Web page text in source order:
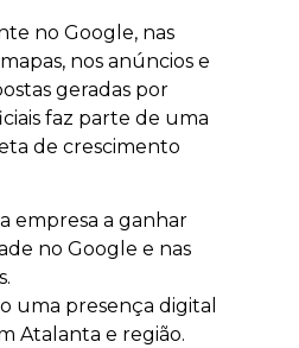
no Google, nas
nos anúncios e
geradas por
faz parte de uma
de crescimento
empresa a ganhar
no Google e nas
uma presença digital
Atalanta e região.